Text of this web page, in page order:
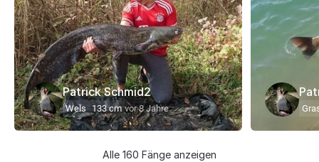
Patrick Schmid2
Wels 133 cm vor 8 Jahre
Alle 160 Fänge anzeigen